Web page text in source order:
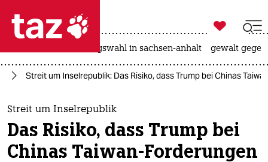
 taz zahl ich
taz zahl ich
themen
politik

taz zahl ich
landtagswahl in sachsen-anhalt gewalt
Streit um Inselrepublik: Das Risiko, dass Trump bei Chinas
Streit um Inselrepublik
Das Risiko, dass Trump bei
Chinas Taiwan-Forderungen